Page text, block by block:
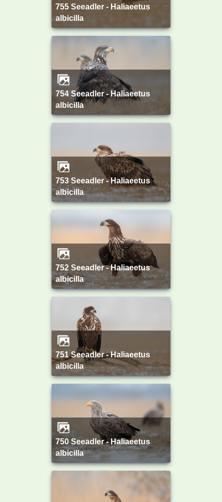
755 Seeadler - Haliaeetus
albicilla
754 Seeadler - Haliaeetus
albicilla
753 Seeadler - Haliaeetus
albicilla
752 Seeadler - Haliaeetus
albicilla
751 Seeadler - Haliaeetus
albicilla
750 Seeadler - Haliaeetus
albicilla